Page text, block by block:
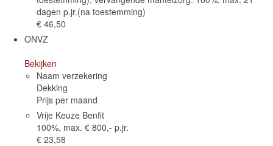
dagen p.jr.(na toestemming)
€ 46,50
ONVZ
Bekijken
Naam verzekering
Dekking
Prijs per maand
Vrije Keuze Benfit
100%, max. € 800,- p.jr.
€ 23,58